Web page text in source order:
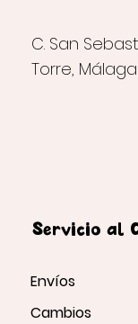
C. San
Torre, Málaga
Servicio al
Envíos
Cambios